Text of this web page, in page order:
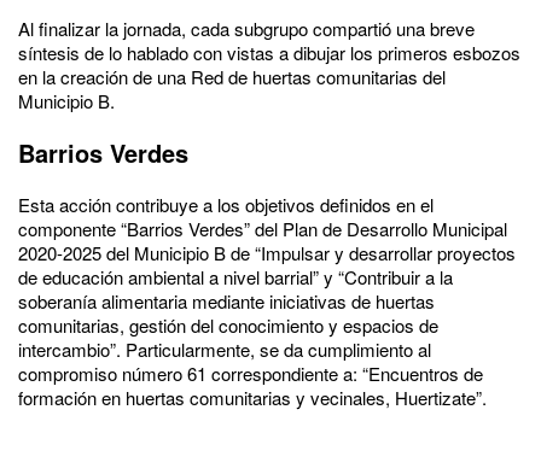
Al finalizar la jornada, cada subgrupo compartió una breve
síntesis de lo hablado con vistas a dibujar los primeros esbozos
en la creación de una Red de huertas comunitarias del
Municipio B.
Barrios Verdes
Esta acción contribuye a los objetivos definidos en el
componente “Barrios Verdes” del Plan de Desarrollo Municipal
2020-2025 del Municipio B de “Impulsar y desarrollar proyectos
de educación ambiental a nivel barrial” y “Contribuir a la
soberanía alimentaria mediante iniciativas de huertas
comunitarias, gestión del conocimiento y espacios de
intercambio”. Particularmente, se da cumplimiento al
compromiso número 61 correspondiente a: “Encuentros de
formación en huertas comunitarias y vecinales, Huertizate”.